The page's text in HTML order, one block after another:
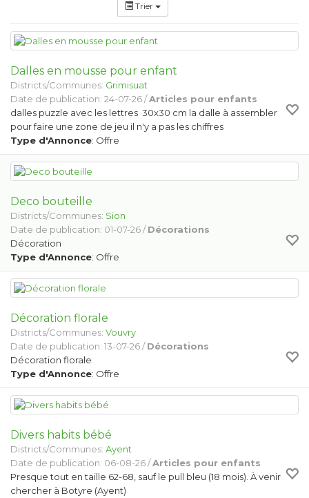
Trier
Dalles en mousse pour enfant
Districts/Communes: Grimisuat
Date de publication: 24-07-26 /Articles pour enfants
dalles puzzle avec les lettres 30x30 cm la dalle à assembler
pour faire une zone de jeu il n'y a pas les chiffres
Type d'Annonce: Offre
Deco bouteille
Districts/Communes: Sion
Date de publication: 01-07-26 /Décorations
Décoration
Type d'Annonce: Offre
Décoration florale
Districts/Communes: Vouvry
Date de publication: 13-07-26 /Décorations
Décoration florale
Type d'Annonce: Offre
Divers habits bébé
Districts/Communes: Ayent
Date de publication: 06-08-26 /Articles pour enfants
Presque tout en taille 62-68, sauf le pull bleu (18 mois). À venir
chercher à Botyre (Ayent)